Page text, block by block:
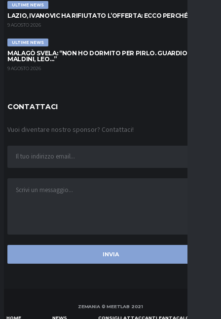
ULTIME NEWS
LAZIO, IVANOVIC HA RIFIUTATO L’OFFERTA: ECCO PERCHÉ
9 AGOSTO 2026
ULTIME NEWS
MALAGÒ SVELA: “NON HO DORMITO PER PIRLO. GUARDIOLA,
MALDINI, LEO…”
9 AGOSTO 2026
CONTATTACI
Vuoi diventare nostro sponsor? Contattaci!
ZEMANIA © MEETLAB 2021
HOME NEWS CONSIGLI ATTACCANTI FANTACALCIO SERIE A